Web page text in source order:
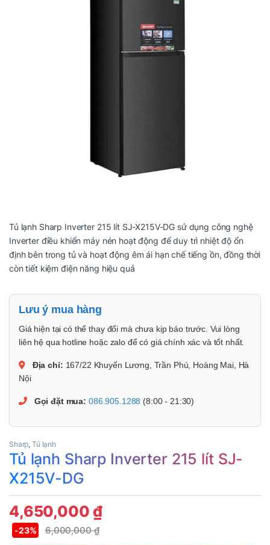
Tủ lạnh Sharp Inverter 215 lít SJ-X215V-DG sử dụng công nghệ
Inverter điều khiển máy nén hoạt động để duy trì nhiệt độ ổn
định bên trong tủ và hoạt động êm ái hạn chế tiếng ồn, đồng thời
còn tiết kiệm điện năng hiệu quả
Lưu ý mua hàng
Giá hiện tại có thể thay đổi mà chưa kịp báo trước. Vui lòng
liên hệ qua hotline hoặc zalo để có giá chính xác và tốt nhất.
Địa chỉ: 167/22 Khuyến Lương, Trần Phú, Hoàng Mai, Hà
Nội
Gọi đặt mua: 086.905.1288 (8:00 - 21:30)
Sharp,Tủ lạnh
Tủ lạnh Sharp Inverter 215 lít SJ-
X215V-DG
4,650,000 ₫
6,000,000₫
-23%